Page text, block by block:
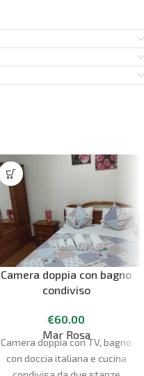
Camera doppia con bagno
condiviso
€60.00
Mar Rosa
Camera doppia con TV, bagno
con doccia italiana e cucina